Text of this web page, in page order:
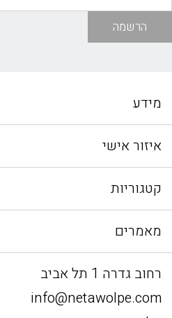
הרשמה
מידע
איזור אישי
קטגוריות
מאמרים
רחוב גדרה 1 תל אביב
info@netawolpe.com